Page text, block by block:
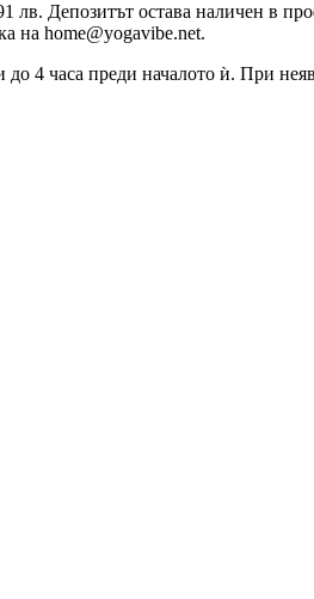
лв. Депозитът остава наличен в
на home@yogavibe.net.
4 часа преди началото ѝ. При